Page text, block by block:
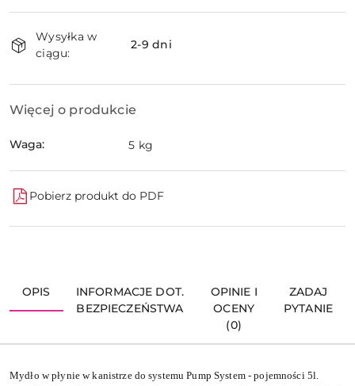
i
dostawa
Wysyłka w
ciągu:
2-9 dni
Więcej o produkcie
Waga: 5 kg
Pobierz produkt do PDF
OPIS
INFORMACJE DOT.
BEZPIECZEŃSTWA
OPINIE I
OCENY
(0)
ZADAJ
PYTANIE
Mydło w płynie w kanistrze do systemu Pump System - pojemności 5l.